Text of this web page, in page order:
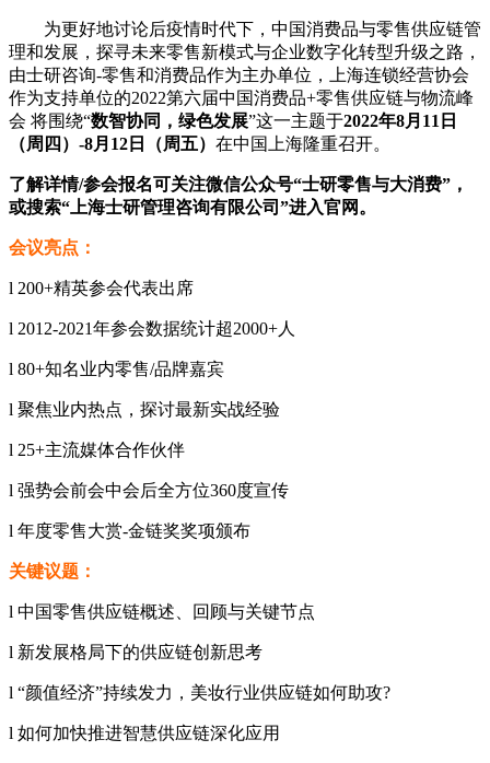
为更好地讨论后疫情时代下，中国消费品与零售供应链管
理和发展，探寻未来零售新模式与企业数字化转型升级之路，
由士研咨询-零售和消费品作为主办单位，上海连锁经营协会
作为支持单位的2022第六届中国消费品+零售供应链与物流峰
会 将围绕“数智协同，绿色发展”这一主题于2022年8月11日
（周四 ）-8月12日（周五） 在中国上海隆重召开。
了解详情/参会报名可关注微信公众号“士研零售与大消费”，
或搜索“上海士研管理咨询有限公司”进入官网。
会议亮点：
l 200+精英参会代表出席
l 2012-2021年参会数据统计超2000+人
l 80+知名业内零售/品牌嘉宾
l 聚焦业内热点，探讨最新实战经验
l 25+主流媒体合作伙伴
l 强势会前会中会后全方位360度宣传
l 年度零售大赏-金链奖奖项颁布
关键议题：
l 中国零售供应链概述、回顾与关键节点
l 新发展格局下的供应链创新思考
l “颜值经济”持续发力，美妆行业供应链如何助攻?
l 如何加快推进智慧供应链深化应用